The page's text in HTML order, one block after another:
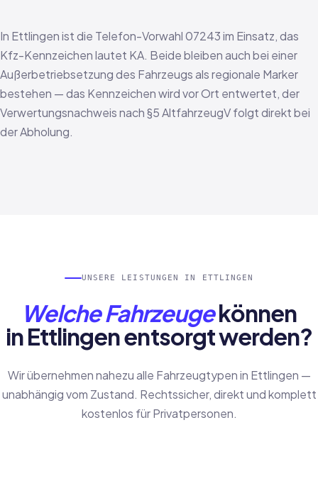
In Ettlingen ist die Telefon-Vorwahl 07243 im Einsatz, das
Kfz-Kennzeichen lautet KA. Beide bleiben auch bei einer
Außerbetriebsetzung des Fahrzeugs als regionale Marker
bestehen — das Kennzeichen wird vor Ort entwertet, der
Verwertungsnachweis nach §5 AltfahrzeugV folgt direkt bei
der Abholung.
UNSERE LEISTUNGEN IN ETTLINGEN
Welche Fahrzeugekönnen
in Ettlingen entsorgt werden?
Wir übernehmen nahezu alle Fahrzeugtypen in Ettlingen —
unabhängig vom Zustand. Rechtssicher, direkt und komplett
kostenlos für Privatpersonen.